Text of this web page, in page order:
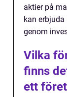
aktier på
kan erbjuda
genom
Vilka
finns
ett